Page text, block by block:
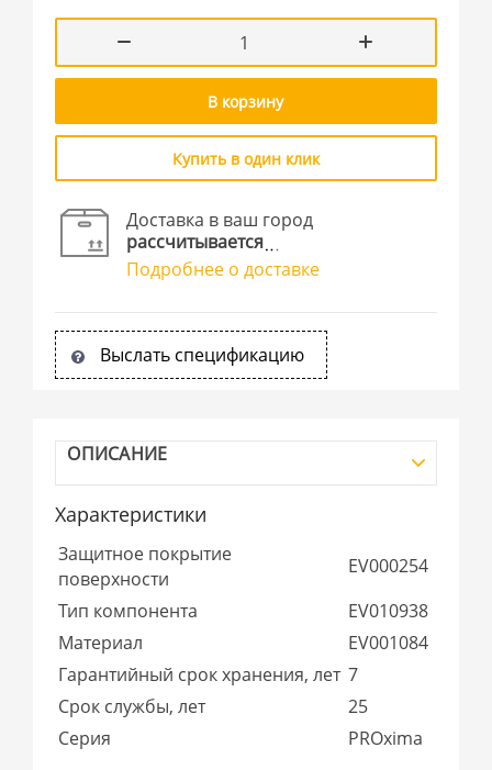
В корзину
Купить в один клик
Доставка в ваш город
рассчитывается
Подробнее о доставке
Выслать спецификацию
ОПИСАНИЕ
Характеристики
Защитное покрытие
поверхности
EV000254
Тип компонента
EV010938
Материал
EV001084
Гарантийный срок хранения, лет 7
Срок службы, лет
25
Серия
PROxima